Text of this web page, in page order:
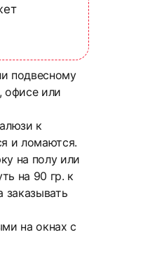
подвесному
офисе или
к
и ломаются.
на полу или
на 90 гр. к
на окнах с